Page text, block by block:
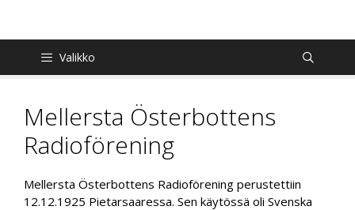
Valikko
Mellersta Österbottens
Radioförening
Mellersta Österbottens Radioförening perustettiin
12.12.1925 Pietarsaaressa. Sen käytössä oli Svenska